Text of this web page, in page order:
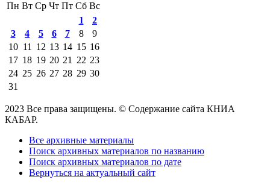
Пн Вт Ср Чт Пт Сб Вс
1
2
3
4 5 6 7 8
9
10 11 12 13 14 15 16
17 18 19 20 21 22 23
24 25 26 27 28 29 30
31
2023 Все права защищены. © Содержание сайта КНИА
КАБАР.
Все архивные материалы
Поиск архивных материалов по названию
Поиск архивных материалов по дате
Вернуться на актуальный сайт